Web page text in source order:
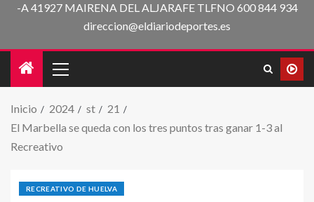
-A 41927 MAIRENA DEL ALJARAFE TLFNO 600 844 934
direccion@eldiariodeportes.es
Inicio 2024 st
21
El Marbella se queda con los tres puntos tras ganar 1-3 al
Recreativo
RECREATIVO DE HUELVA